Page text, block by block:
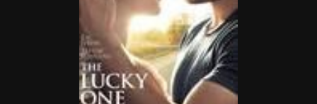
Мероприятия
Новости